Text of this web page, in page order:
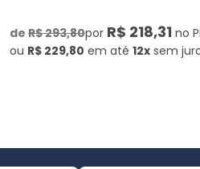
de R$ 293,80por R$ 218,31 no
ou R$ 229,80 em até 12x sem